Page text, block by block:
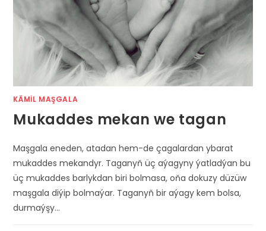
KÄMIL MAŞGALA
Mukaddes mekan we tagan
Maşgala eneden, atadan hem-de çagalardan ybarat
mukaddes mekandyr. Taganyň üç aýagyny ýatladýan bu
üç mukaddes barlykdan biri bolmasa, oňa dokuzy düzüw
maşgala diýip bolmaýar. Taganyň bir aýagy kem bolsa,
durmaýşy…